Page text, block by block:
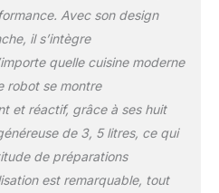
permettra de gérer et
personnaliser facilement
vos recettes. 8
PROGRAMMES
AUTOMATIQUES
Accédez rapidement aux
cuisine. Les paramètres
de température, vitesse
et durée y sont
Avec son design
il s’intègre
quelle cuisine moderne
robot se montre
et réactif, grâce à ses huit
de 3, 5 litres, ce qui
de préparations
est remarquable, tout